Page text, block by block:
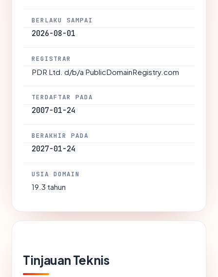
BERLAKU SAMPAI
2026-08-01
REGISTRAR
PDR Ltd. d/b/a PublicDomainRegistry.com
TERDAFTAR PADA
2007-01-24
BERAKHIR PADA
2027-01-24
USIA DOMAIN
19.3 tahun
Tinjauan Teknis